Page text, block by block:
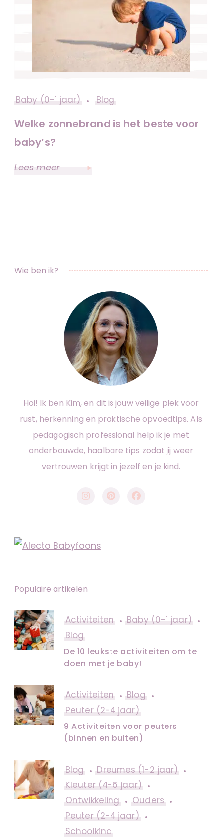
Baby (0-1 jaar) Blog
Welke zonnebrand is het beste voor
baby’s?
Lees meer
Wie ben ik?
Hoi! Ik ben Kim, en dit is jouw veilige plek voor
rust, herkenning en praktische opvoedtips. Als
pedagogisch professional help ik je met
onderbouwde, haalbare tips zodat jij weer
vertrouwen krijgt in jezelf en je kind.
Populaire artikelen
Activiteiten
Baby (0-1 jaar)
Blog
De 10 leukste activiteiten om te
doen met je baby!
Activiteiten
Blog
Peuter (2-4 jaar)
9 Activiteiten voor peuters
(binnen en buiten)
Blog
Dreumes (1-2 jaar)
Kleuter (4-6 jaar)
Ontwikkeling
Ouders
Peuter (2-4 jaar)
Schoolkind